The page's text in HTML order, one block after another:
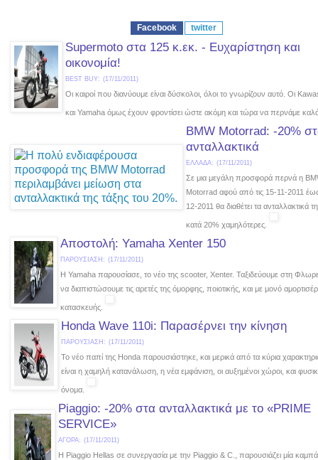
Facebook twitter
Supermoto στα 125 κ.εκ. - Ευχαρίστηση και
οικονομία!
BEST BUY: (17/11/2011)
Οι καιροί που διανύουμε είναι δύσκολοι, όλοι το γνωρίζουν αυτό. Οι
και Yamaha όμως έχουν φροντίσει ώστε ακόμη και τώρα να περνάμε
BMW Motorrad: -20%
ανταλλακτικά
ΕΛΛΑΔΑ: (17/11/2011)
Σε μια μεγάλη προσφορά περνά η
Motorrad αφού από τις 15-11-2011 έως
12-2011 θα διαθέτει τα ανταλλακτικά
κατά 20% χαμηλότερες.
Αποστολή: Yamaha Xenter 150
ΠΑΡΟΥΣΙΑΣΗ: (17/11/2011)
Η Yamaha παρουσίασε, το νέο της scooter, Xenter. Ταξιδεύουμε στη
να διαπιστώσουμε τις αρετές της όμορφης, ποιοτικής, και με μονό
κατασκευής.
Honda Wave 110i: Παρασέρνει την κίνηση
ΠΑΡΟΥΣΙΑΣΗ: (17/11/2011)
To νέο παπί της Honda παρουσιάστηκε, και μερικά από τα κύρια
είναι η χαμηλή κατανάλωση, η νέα εμφάνιση, οι αυξημένοι χώροι, και
όνομα.
Piaggio: -20% στα ανταλλακτικά με το «PRIME
SERVICE»
ΑΓΟΡΑ: (17/11/2011)
Η Piaggio Hellas σε συνεργασία με την Piaggio & C., παρουσιάζει μία